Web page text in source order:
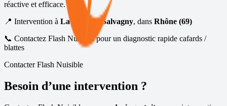
réactive et efficace.
📍 Intervention à La Tour-de-Salvagny, dans Rhône (69)
📞 Contactez Flash Nuisible pour un diagnostic rapide cafards /
blattes
Contacter Flash Nuisible
Besoin d’une intervention ?